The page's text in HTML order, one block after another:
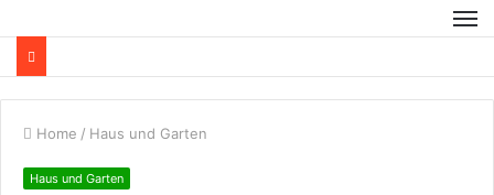
Home / Haus und Garten
Haus und Garten